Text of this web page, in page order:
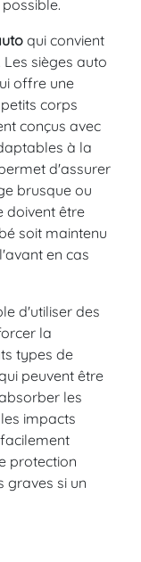
qui convient
sièges auto
offre une
corps
conçus avec
à la
d'assurer
brusque ou
doivent être
soit maintenu
en cas
d'utiliser des
la
types de
peuvent être
les
impacts
protection
graves si un